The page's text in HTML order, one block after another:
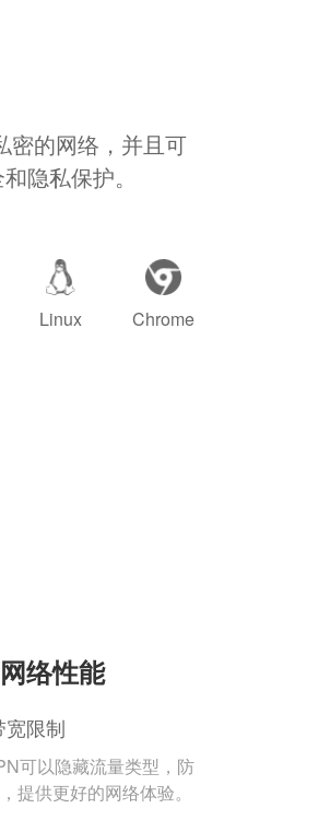
密的网络，并且可
隐私保护。
Linux Chrome
络性能
限制
可以隐藏流量类型，防
提供更好的网络体验。